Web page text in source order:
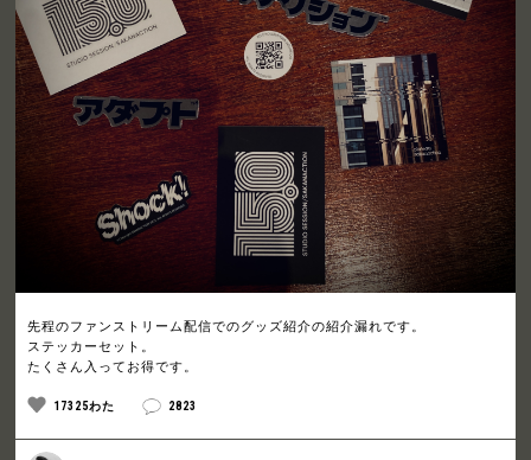
先程のファンストリーム配信でのグッズ紹介の紹介漏れです。
ステッカーセット。
たくさん入ってお得です。
17325わた 2823